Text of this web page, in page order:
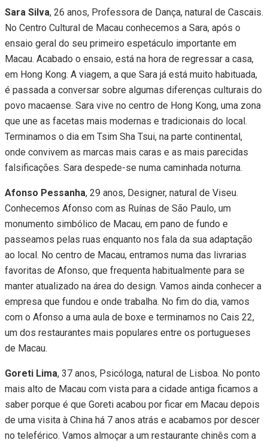
Sara Silva, 26 anos, Professora de Dança, natural de Cascais.
No Centro Cultural de Macau conhecemos a Sara, após o
ensaio geral do seu primeiro espetáculo importante em
Macau. Acabado o ensaio, está na hora de regressar a casa,
em Hong Kong. A viagem, a que Sara já está muito habituada,
é passada a conversar sobre algumas diferenças culturais do
povo macaense. Sara vive no centro de Hong Kong, uma zona
que une as facetas mais modernas e tradicionais do local.
Terminamos o dia em Tsim Sha Tsui, na parte continental,
onde convivem as marcas mais caras e as mais parecidas
falsificações. Sara despede-se numa caminhada noturna.
Afonso Pessanha, 29 anos, Designer, natural de Viseu.
Conhecemos Afonso com as Ruínas de São Paulo, um
monumento simbólico de Macau, em pano de fundo e
passeamos pelas ruas enquanto nos fala da sua adaptação
ao local. No centro de Macau, entramos numa das livrarias
favoritas de Afonso, que frequenta habitualmente para se
manter atualizado na área do design. Vamos ainda conhecer a
empresa que fundou e onde trabalha. No fim do dia, vamos
com o Afonso a uma aula de boxe e terminamos no Cais 22,
um dos restaurantes mais populares entre os portugueses
de Macau.
Goreti Lima, 37 anos, Psicóloga, natural de Lisboa. No ponto
mais alto de Macau com vista para a cidade antiga ficamos a
saber porque é que Goreti acabou por ficar em Macau depois
de uma visita à China há 7 anos atrás e acabamos por descer
no teleférico. Vamos almoçar a um restaurante chinês com a